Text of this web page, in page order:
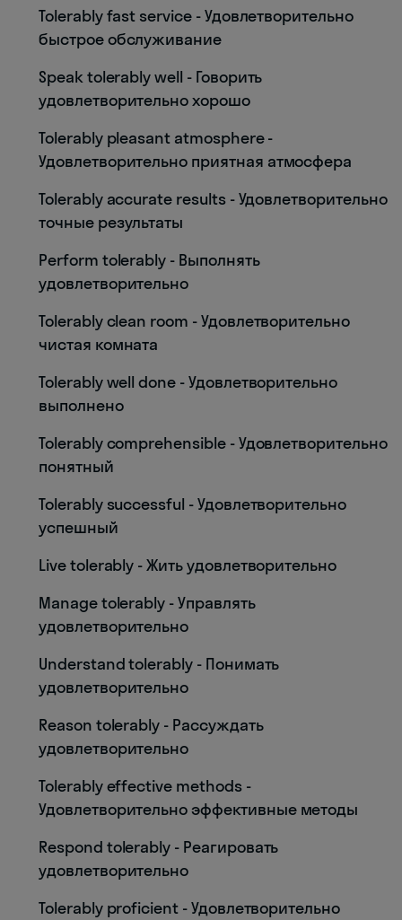
Tolerably fast service - Удовлетворительно
быстрое обслуживание
Speak tolerably well - Говорить
удовлетворительно хорошо
Tolerably pleasant atmosphere -
Удовлетворительно приятная атмосфера
Tolerably accurate results - Удовлетворительно
точные результаты
Perform tolerably - Выполнять
удовлетворительно
Tolerably clean room - Удовлетворительно
чистая комната
Tolerably well done - Удовлетворительно
выполнено
Tolerably comprehensible - Удовлетворительно
понятный
Tolerably successful - Удовлетворительно
успешный
Live tolerably - Жить удовлетворительно
Manage tolerably - Управлять
удовлетворительно
Understand tolerably - Понимать
удовлетворительно
Reason tolerably - Рассуждать
удовлетворительно
Tolerably effective methods -
Удовлетворительно эффективные методы
Respond tolerably - Реагировать
удовлетворительно
Tolerably proficient - Удовлетворительно